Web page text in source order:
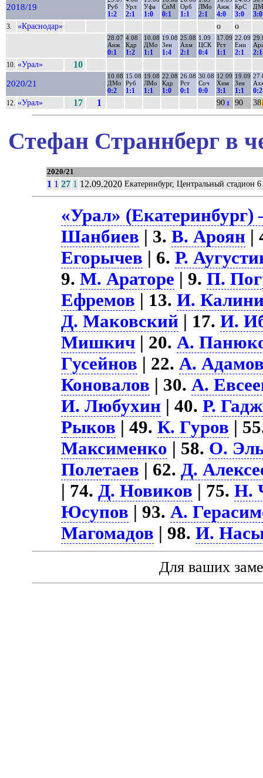
2018/19
Руб
1:2
Урл
2:1
Уфа
1:0
СпМ
0:1
Орб
1:1
ЛМо
2:1
Анж
4:0
КрС
3:0 3:0
3. «Краснодар» о о
28.07
Анж
0:1
4.08
Кдр
1:2
10.08
ДМо
1:1
19.08
Зен
1:4
25.08
Ахм
2:1
1.09
ЦСК
0:4
17.09
Рст
1:1
22.09
Ени
2:1 2:1
10. «Урал» 10
2020/21
10.08
ДМо
0:2
15.08
Руб
1:1
19.08
ЛМо
1:1
22.08
Кдр
1:0
26.08
Рст
0:1
30.08
Соч
0:0
12.09
Хим
3:1
19.09
Зен
1:1 0:2
12. «Урал» 17 1 90 1 90 38
Стефан Страннберг в
2020/21
1 1 27 1 12.09.2020 Екатеринбург, Центральный стадион 6
«Урал» (Екатеринбург)
Шанбиев | 3.В. Ароян |
Егорычев | 6.Р.
9.М. Араторе | 9.П.
Ефремов | 13.И.
Д. Маковский | 17.И.
Мишкич | 20.А.
Гусейнов | 22.А.
Коновалов | 30.А.
И. Любухин | 40.Р.
Рыков | 49.К. Гуров |
Максименко | 58. О.
Полетаев | 62.Д.
| 74.Д. Новиков | 75.Н.
Юсупов | 93.А.
Магомадов | 98.И.
Для ваших